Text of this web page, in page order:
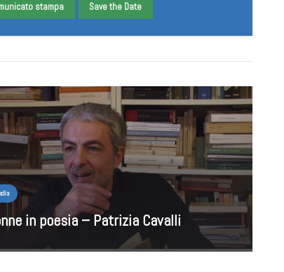
stampa Save the Date
in poesia – Patrizia Cavalli